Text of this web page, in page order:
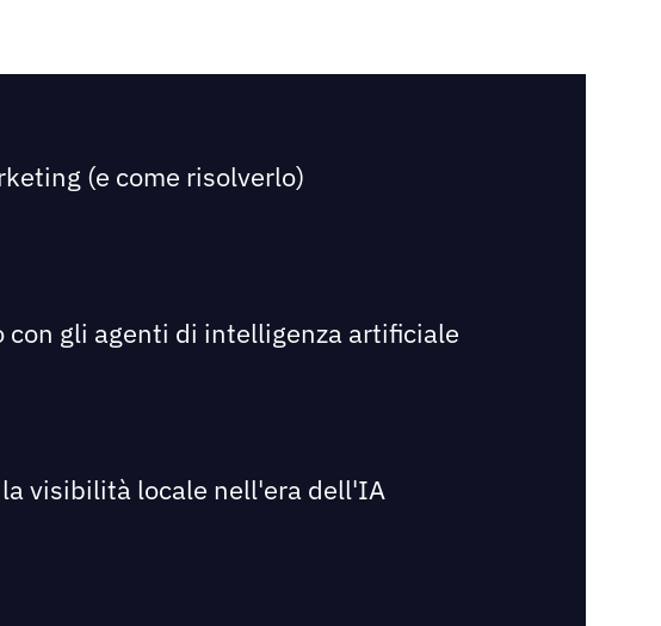
(e come risolverlo)
con gli agenti di intelligenza artificiale
visibilità locale nell'era dell'IA